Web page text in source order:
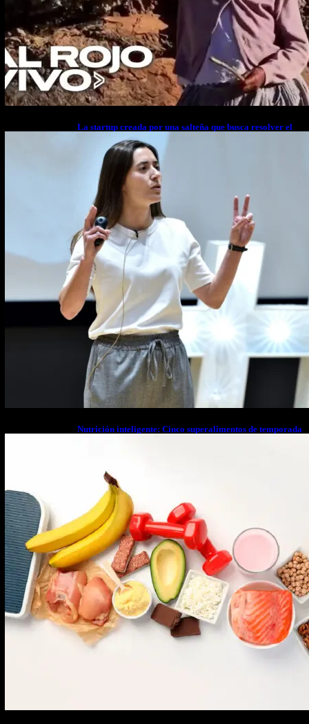
La startup creada por una salteña que busca resolver el
estrés financiero en Latinoamérica
Nutrición inteligente: Cinco superalimentos de temporada